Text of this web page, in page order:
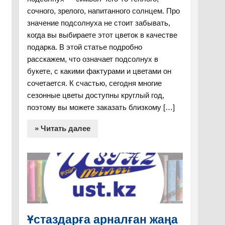
сочного, зрелого, напитанного солнцем. Про
значение подсолнуха не стоит забывать,
когда вы выбираете этот цветок в качестве
подарка. В этой статье подробно
расскажем, что означает подсолнух в
букете, с какими фактурами и цветами он
сочетается. К счастью, сегодня многие
сезонные цветы доступны круглый год,
поэтому вы можете заказать близкому […]
» Читать далее
Ұстаздарға арналған жаңа